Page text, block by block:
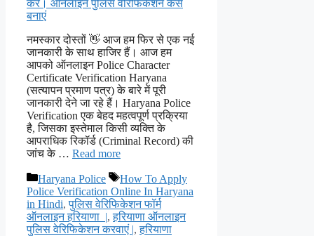
नमस्कार दोस्तों 👋 आज हम फिर से एक नई
जानकारी के साथ हाजिर हैं। आज हम
आपको ऑनलाइन Police Character
Certificate Verification Haryana
(सत्यापन प्रमाण पत्र) के बारे में पूरी
जानकारी देने जा रहे हैं। Haryana Police
Verification एक बेहद महत्वपूर्ण प्रक्रिया
है, जिसका इस्तेमाल किसी व्यक्ति के
आपराधिक रिकॉर्ड (Criminal Record) की
जांच के … Read more
Categories
Haryana Police Tags
How To Apply
Police Verification Online In Haryana
in Hindi,पुलिस वेरिफिकेशन फॉर्म
ऑनलाइन हरियाणा |,हरियाणा ऑनलाइन
पुलिस वेरिफिकेशन करवाएं |,हरियाणा